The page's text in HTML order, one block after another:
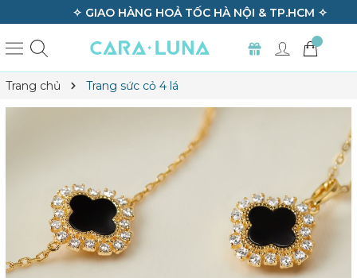
✧ GIAO HÀNG HOẢ TỐC HÀ NỘI & TP.HCM ✧
Trang chủ Trang sức cỏ 4 lá